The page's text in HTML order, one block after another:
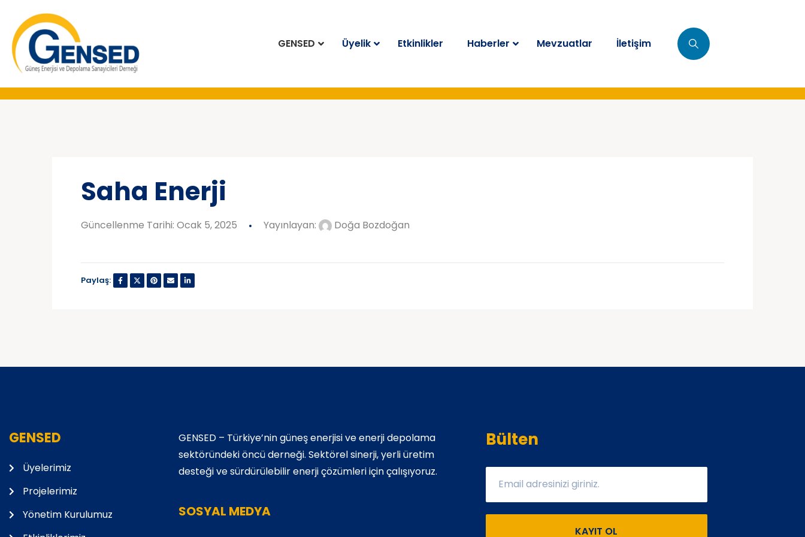
GENSED Üyelik Etkinlikler Haberler Mevzuatlar İletişim
Saha Enerji
Güncellenme Tarihi: Ocak 5, 2025 Yayınlayan: Doğa Bozdoğan
Paylaş:
GENSED
Üyelerimiz
Projelerimiz
Yönetim Kurulumuz
GENSED – Türkiye’nin güneş enerjisi ve enerji depolama
sektöründeki öncü derneği. Sektörel sinerji, yerli üretim
desteği ve sürdürülebilir enerji çözümleri için çalışıyoruz.
SOSYAL MEDYA
Bülten
KAYIT OL